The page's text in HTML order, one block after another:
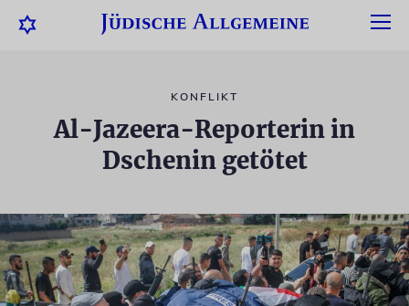
KONFLIKT
Al-Jazeera-Reporterin in
Dschenin getötet